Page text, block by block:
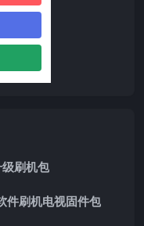
刷机包
件刷机电视固件包